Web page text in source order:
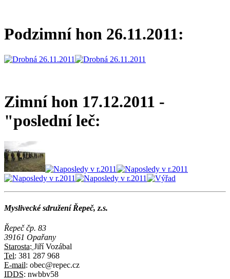
Podzimní hon 26.11.2011:
Zimní hon 17.12.2011 -
"poslední leč:
Myslivecké sdružení Řepeč, z.s.
Řepeč čp. 83
39161 Opařany
Starosta: Jiří Vozábal
Tel: 381 287 968
E-mail: obec@repec.cz
IDDS: nwbbv58